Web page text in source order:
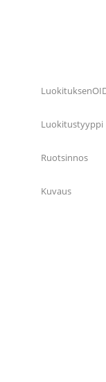
Luokitustyyppi
Ruotsinnos
Kuvaus